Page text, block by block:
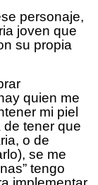
personaje,
joven que
su propia
quien me
mi piel
tener que
o de
se me
tengo